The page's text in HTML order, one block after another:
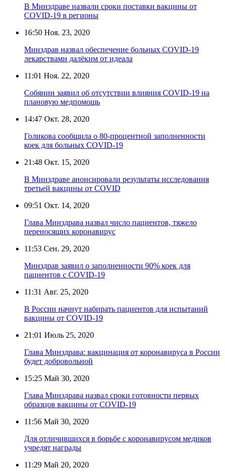
В Минздраве назвали сроки поставки вакцины от
COVID-19 в регионы
16:50 Ноя. 23, 2020
Минздрав назвал обеспечение больных COVID-19
лекарствами далёким от идеала
11:01 Ноя. 22, 2020
Собянин заявил об отсутствии влияния COVID-19 на
плановую медпомощь
14:47 Окт. 28, 2020
Голикова сообщила о 80-процентной заполненности
коек для больных COVID-19
21:48 Окт. 15, 2020
В Минздраве анонсировали результаты исследования
третьей вакцины от COVID
09:51 Окт. 14, 2020
Глава Минздрава назвал число пациентов, тяжело
переносящих коронавирус
11:53 Сен. 29, 2020
Минздрав заявил о заполненности 90% коек для
пациентов с COVID-19
11:31 Авг. 25, 2020
В России начнут набирать пациентов для испытаний
вакцины от COVID-19
21:01 Июль 25, 2020
Глава Минздрава: вакцинация от коронавируса в России
будет добровольной
15:25 Май 30, 2020
Глава Минздрава назвал сроки готовности первых
образцов вакцины от COVID-19
11:56 Май 30, 2020
Для отличившихся в борьбе с коронавирусом медиков
учредят награды
11:29 Май 20, 2020